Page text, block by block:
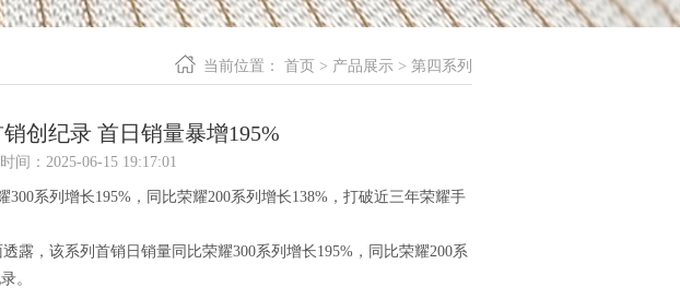
当前位置： 首页 > 产品展示 > 第四系列
创纪录 首日销量暴增195%
间：2025-06-15 19:17:01
系列增长195%，同比荣耀200系列增长138%，打破近三年荣耀手
，该系列首销日销量同比荣耀300系列增长195%，同比荣耀200系
。